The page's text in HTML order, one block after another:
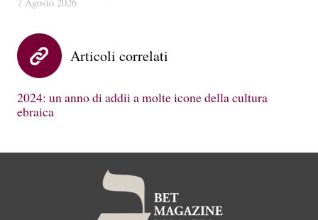
Articoli correlati
2024: un anno di addii a molte icone della cultura
ebraica